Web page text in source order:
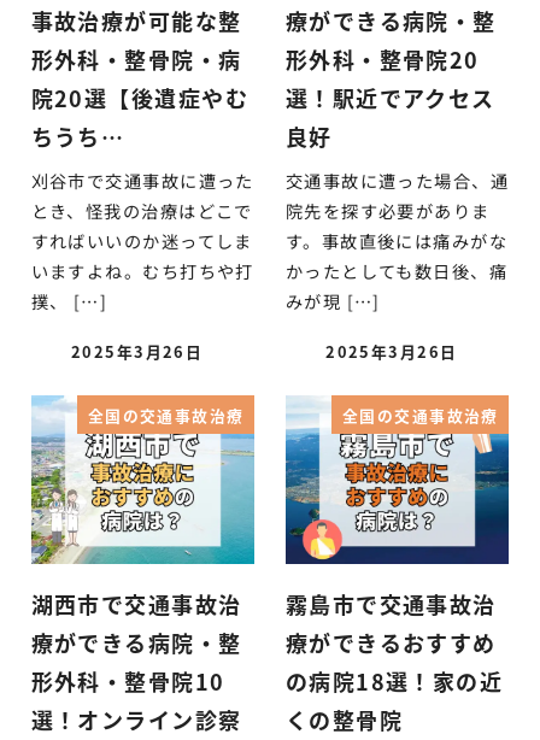
事故治療が可能な整
形外科・整骨院・病
院20選【後遺症やむ
ちうち…
刈谷市で交通事故に遭った
とき、怪我の治療はどこで
すればいいのか迷ってしま
いますよね。むち打ちや打
撲、 […]
2025年3月26日
療ができる病院・整
形外科・整骨院20
選！駅近でアクセス
良好
交通事故に遭った場合、通
院先を探す必要がありま
す。事故直後には痛みがな
かったとしても数日後、痛
みが現 […]
2025年3月26日
全国の交通事故治療
湖西市で交通事故治
療ができる病院・整
形外科・整骨院10
選！オンライン診察
全国の交通事故治療
霧島市で交通事故治
療ができるおすすめ
の病院18選！家の近
くの整骨院